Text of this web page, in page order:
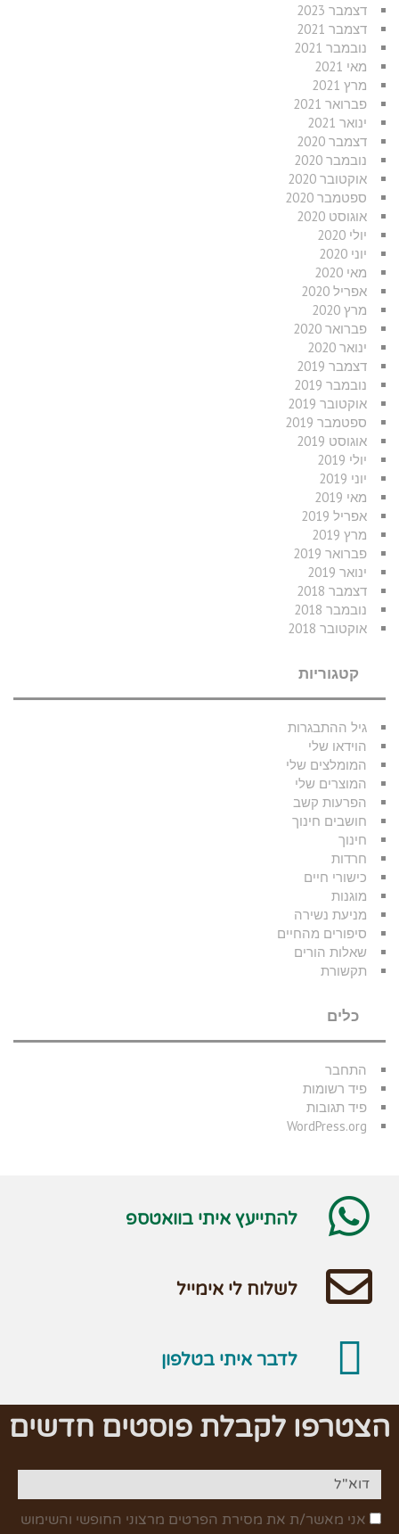
דצמבר 2023
דצמבר 2021
נובמבר 2021
מאי 2021
מרץ 2021
פברואר 2021
ינואר 2021
דצמבר 2020
נובמבר 2020
אוקטובר 2020
ספטמבר 2020
אוגוסט 2020
יולי 2020
יוני 2020
מאי 2020
אפריל 2020
מרץ 2020
פברואר 2020
ינואר 2020
דצמבר 2019
נובמבר 2019
אוקטובר 2019
ספטמבר 2019
אוגוסט 2019
יולי 2019
יוני 2019
מאי 2019
אפריל 2019
מרץ 2019
פברואר 2019
ינואר 2019
דצמבר 2018
נובמבר 2018
אוקטובר 2018
קטגוריות
גיל ההתבגרות
הוידאו שלי
המומלצים שלי
המוצרים שלי
הפרעות קשב
חושבים חינוך
חינוך
חרדות
כישורי חיים
מוגנות
מניעת נשירה
סיפורים מהחיים
שאלות הורים
תקשורת
כלים
התחבר
פיד רשומות
פיד תגובות
WordPress.org
להתייעץ איתי בוואטספ
לשלוח לי אימייל
לדבר איתי בטלפון
הצטרפו לקבלת פוסטים חדשים
אני מאשר/ת את מסירת הפרטים מרצוני החופשי והשימוש